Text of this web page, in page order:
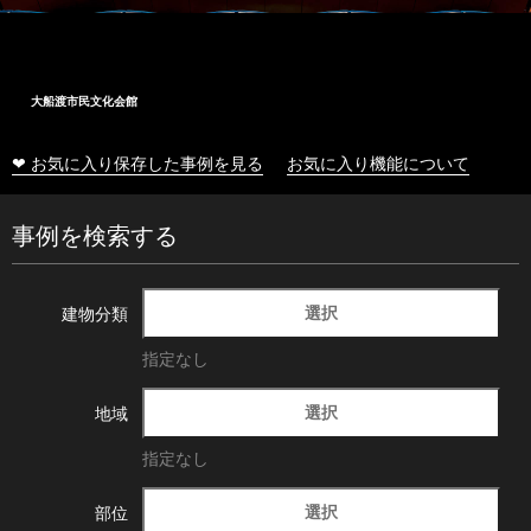
大船渡市民文化会館
❤ お気に入り保存した事例を見る お気に入り機能について
事例を検索する
建物分類 選択
指定なし
地域 選択
指定なし
部位 選択